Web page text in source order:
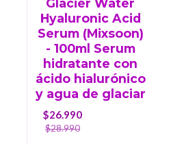
Glacier Water
Hyaluronic Acid
Serum (Mixsoon)
- 100ml Serum
hidratante con
ácido hialurónico
y agua de glaciar
$26.990
$28.990